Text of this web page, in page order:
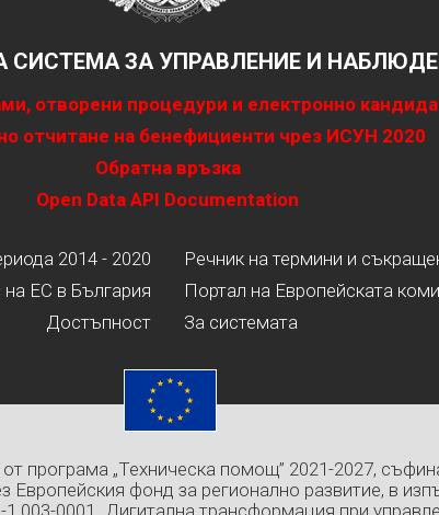
ЗА УПРАВЛЕНИЕ И
отворени процедури и електронно
отчитане на бенефициенти чрез ИСУН 2020
Обратна връзка
Open Data API Documentation
2014 - 2020
ЕС в България
Достъпност
Речник на термини и
Портал на Европейската
За системата
програма „Техническа помощ” 2021-2027,
Европейския фонд за регионално развитие, в
1.003-0001 „Дигитална трансформация при